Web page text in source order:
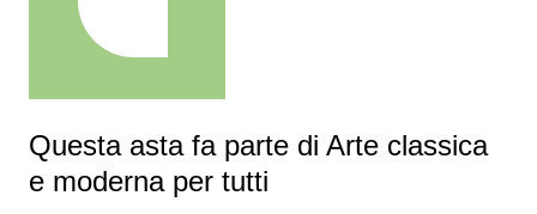
Questa asta fa parte di Arte classica
e moderna per tutti